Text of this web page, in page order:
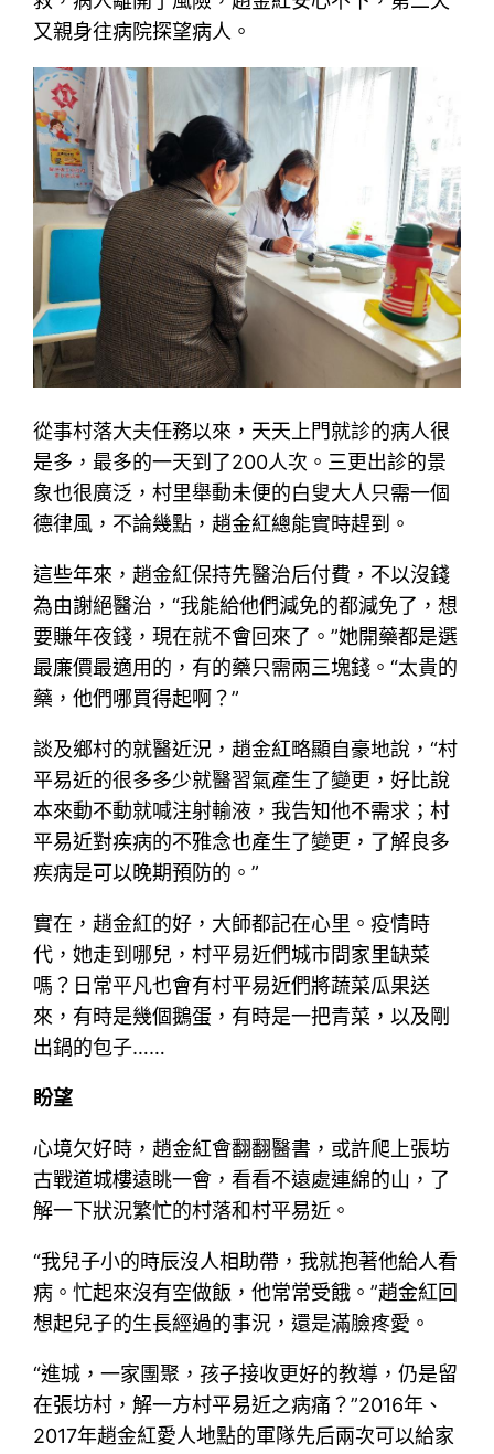
又親身往病院探望病人。
從事村落大夫任務以來，天天上門就診的病人很
是多，最多的一天到了200人次。三更出診的景
象也很廣泛，村里舉動未便的白叟大人只需一個
德律風，不論幾點，趙金紅總能實時趕到。
這些年來，趙金紅保持先醫治后付費，不以沒錢
為由謝絕醫治，“我能給他們減免的都減免了，想
要賺年夜錢，現在就不會回來了。”她開藥都是選
最廉價最適用的，有的藥只需兩三塊錢。“太貴的
藥，他們哪買得起啊？”
談及鄉村的就醫近況，趙金紅略顯自豪地說，“村
平易近的很多多少就醫習氣產生了變更，好比說
本來動不動就喊注射輸液，我告知他不需求；村
平易近對疾病的不雅念也產生了變更，了解良多
疾病是可以晚期預防的。”
實在，趙金紅的好，大師都記在心里。疫情時
代，她走到哪兒，村平易近們城市問家里缺菜
嗎？日常平凡也會有村平易近們將蔬菜瓜果送
來，有時是幾個鵝蛋，有時是一把青菜，以及剛
出鍋的包子……
盼望
心境欠好時，趙金紅會翻翻醫書，或許爬上張坊
古戰道城樓遠眺一會，看看不遠處連綿的山，了
解一下狀況繁忙的村落和村平易近。
“我兒子小的時辰沒人相助帶，我就抱著他給人看
病。忙起來沒有空做飯，他常常受餓。”趙金紅回
想起兒子的生長經過的事況，還是滿臉疼愛。
“進城，一家團聚，孩子接收更好的教導，仍是留
在張坊村，解一方村平易近之病痛？”2016年、
2017年趙金紅愛人地點的軍隊先后兩次可以給家